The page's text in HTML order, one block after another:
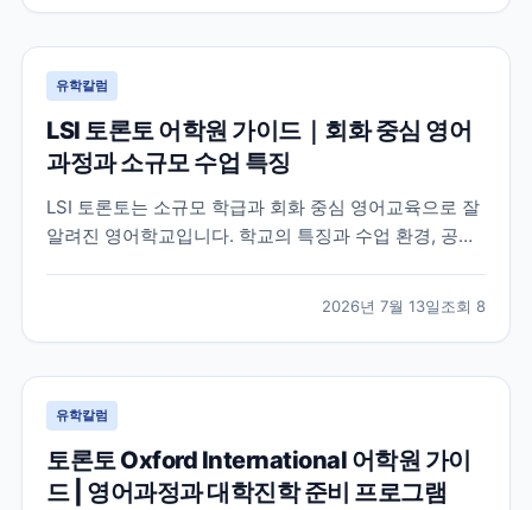
유학칼럼
LSI 토론토 어학원 가이드｜회화 중심 영어
과정과 소규모 수업 특징
LSI 토론토는 소규모 학급과 회화 중심 영어교육으로 잘
알려진 영어학교입니다. 학교의 특징과 수업 환경, 공식
2026년 7월 13일조회 8
유학칼럼
토론토 Oxford International 어학원 가이
드 | 영어과정과 대학진학 준비 프로그램